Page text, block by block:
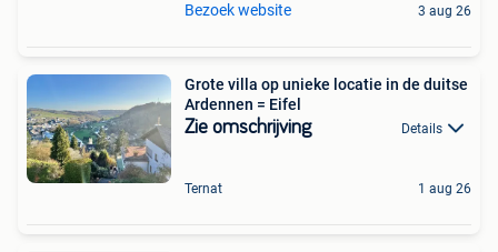
Bezoek website 3 aug 26
Grote villa op unieke locatie in de duitse
Ardennen = Eifel
Zie omschrijving Details
Ternat 1 aug 26